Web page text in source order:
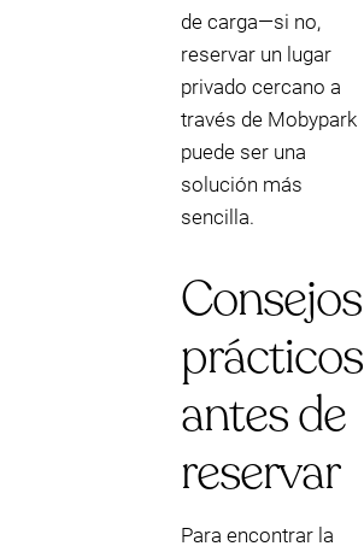
de carga—si no,
reservar un lugar
privado cercano a
través de Mobypark
puede ser una
solución más
sencilla.
Consejos
prácticos
antes de
reservar
Para encontrar la